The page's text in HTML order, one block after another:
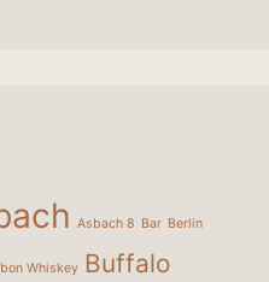
Asbach 8 Bar Berlin
Whiskey Buffalo